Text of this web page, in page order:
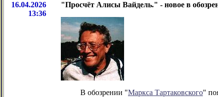
16.04.2026
13:36
"Просчёт Алисы Вайдель." - новое в
В обозрении "Маркса Тартаковского"